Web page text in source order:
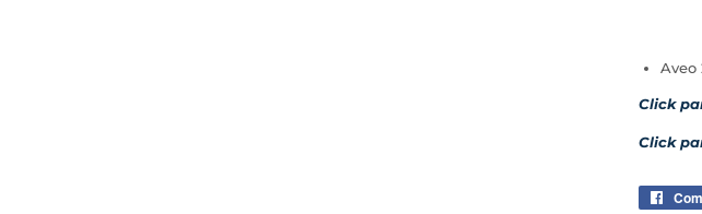
Aveo
Click
Click